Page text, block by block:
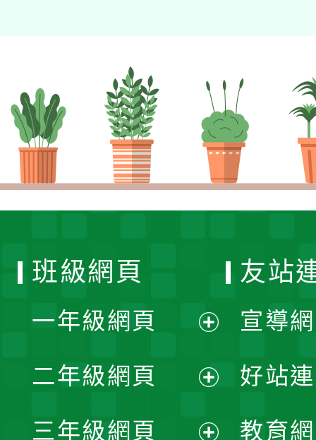
班級網頁
一年級網頁
開
選
二年級網頁
三年級網頁
友站
宣導
好站
教育